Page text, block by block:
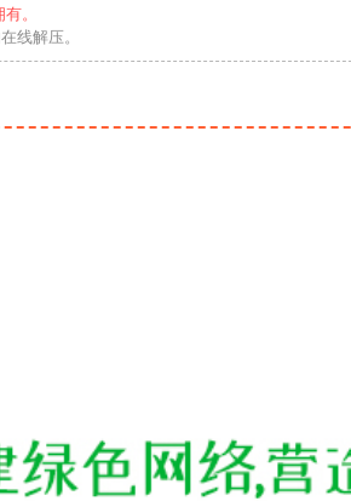
。
线解压。